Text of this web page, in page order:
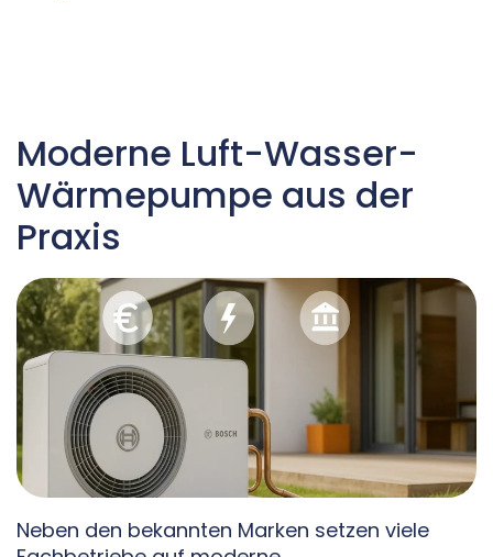
Moderne Luft-Wasser-
Wärmepumpe aus der
Praxis
Neben den bekannten Marken setzen viele